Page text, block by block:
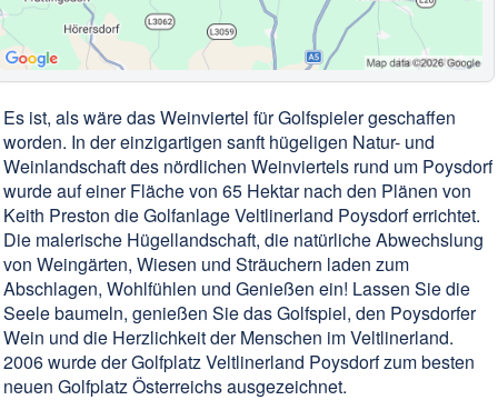
Es ist, als wäre das Weinviertel für Golfspieler geschaffen
worden. In der einzigartigen sanft hügeligen Natur- und
Weinlandschaft des nördlichen Weinviertels rund um Poysdorf
wurde auf einer Fläche von 65 Hektar nach den Plänen von
Keith Preston die Golfanlage Veltlinerland Poysdorf errichtet.
Die malerische Hügellandschaft, die natürliche Abwechslung
von Weingärten, Wiesen und Sträuchern laden zum
Abschlagen, Wohlfühlen und Genießen ein! Lassen Sie die
Seele baumeln, genießen Sie das Golfspiel, den Poysdorfer
Wein und die Herzlichkeit der Menschen im Veltlinerland.
2006 wurde der Golfplatz Veltlinerland Poysdorf zum besten
neuen Golfplatz Österreichs ausgezeichnet.